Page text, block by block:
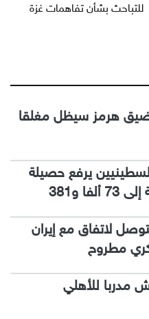
للتباحث بشأن تفاهمات غزة
هرمز سيظل مغلقا
مقتل 4 فلسطينيين يرفع حصيلة
و381
لاتفاق مع إيران
مطروح
مدربا للأهلي